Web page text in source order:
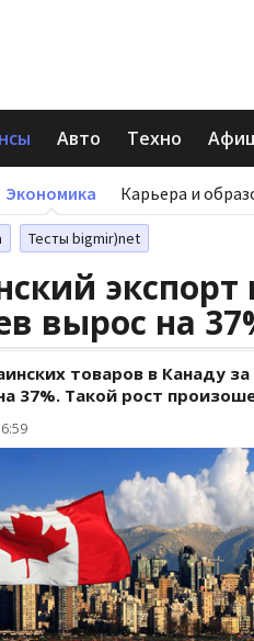
Авто Техно
Экономика Карьера и
Тесты bigmir)net
экспорт
вырос на
товаров в Канаду
37%. Такой рост